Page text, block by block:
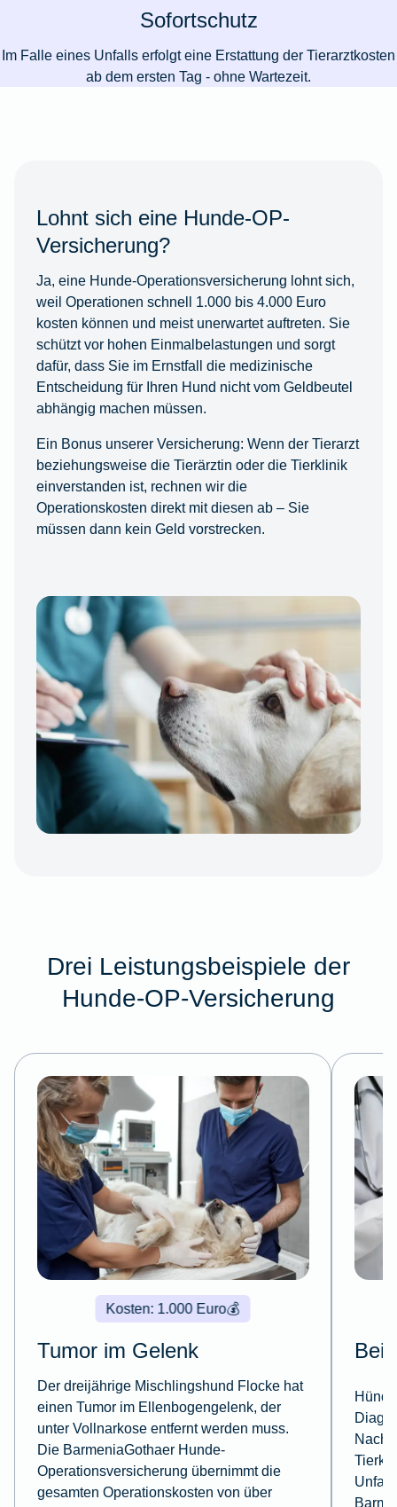
Sofortschutz
Im Falle eines Unfalls erfolgt eine Erstattung der Tierarztkosten
ab dem ersten Tag - ohne Wartezeit.
Lohnt sich eine Hunde-OP-
Versicherung?
Ja, eine Hunde-Operationsversicherung lohnt sich,
weil Operationen schnell 1.000 bis 4.000 Euro
kosten können und meist unerwartet auftreten. Sie
schützt vor hohen Einmalbelastungen und sorgt
dafür, dass Sie im Ernstfall die medizinische
Entscheidung für Ihren Hund nicht vom Geldbeutel
abhängig machen müssen.
Ein Bonus unserer Versicherung: Wenn der Tierarzt
beziehungsweise die Tierärztin oder die Tierklinik
einverstanden ist, rechnen wir die
Operationskosten direkt mit diesen ab – Sie
müssen dann kein Geld vorstrecken.
Drei Leistungsbeispiele der
Hunde-OP-Versicherung
💰
Kosten: 1.000 Euro
Tumor im Gelenk
Der dreijährige Mischlingshund Flocke hat
einen Tumor im Ellenbogengelenk, der
unter Vollnarkose entfernt werden muss.
Die BarmeniaGothaer Hunde-
Operationsversicherung übernimmt die
gesamten Operationskosten von über